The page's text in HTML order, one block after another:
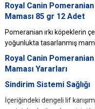
Royal Canin
Maması 85 gr 12 Adet
Pomeranian ırkı köpeklerin
yoğunlukta tasarlanmış
Royal Canin
Maması Yararları
Sindirim Sistemi Sağlığı
İçeriğindeki dengeli lif